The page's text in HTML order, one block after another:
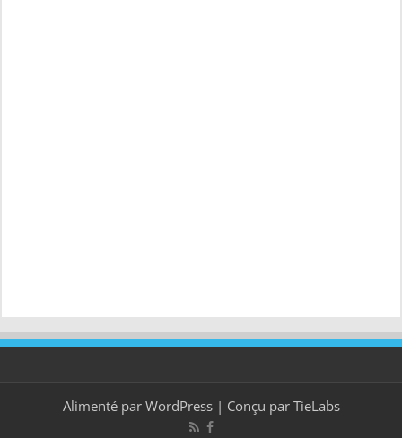
Alimenté par WordPress| Conçu par TieLabs